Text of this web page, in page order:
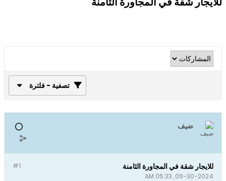
تصفية - فلترة
ضيف
#1 للايجار شقة في المجاورة الثامنة
09-30-2024, 05:33 AM